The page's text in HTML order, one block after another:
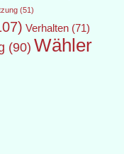
(51)
Verhalten (71)
(90) Wähler